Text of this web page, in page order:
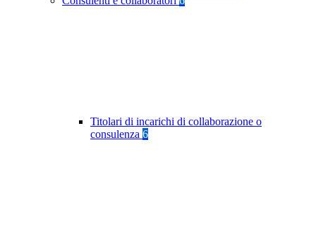
Titolari di incarichi di collaborazione o
consulenza 6